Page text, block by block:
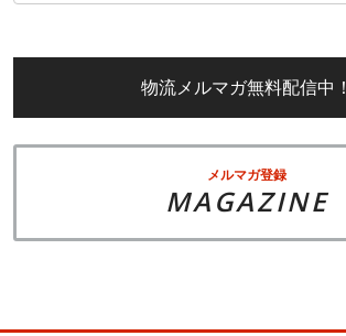
物流メルマガ無料配信中！
メルマガ登録
MAGAZINE